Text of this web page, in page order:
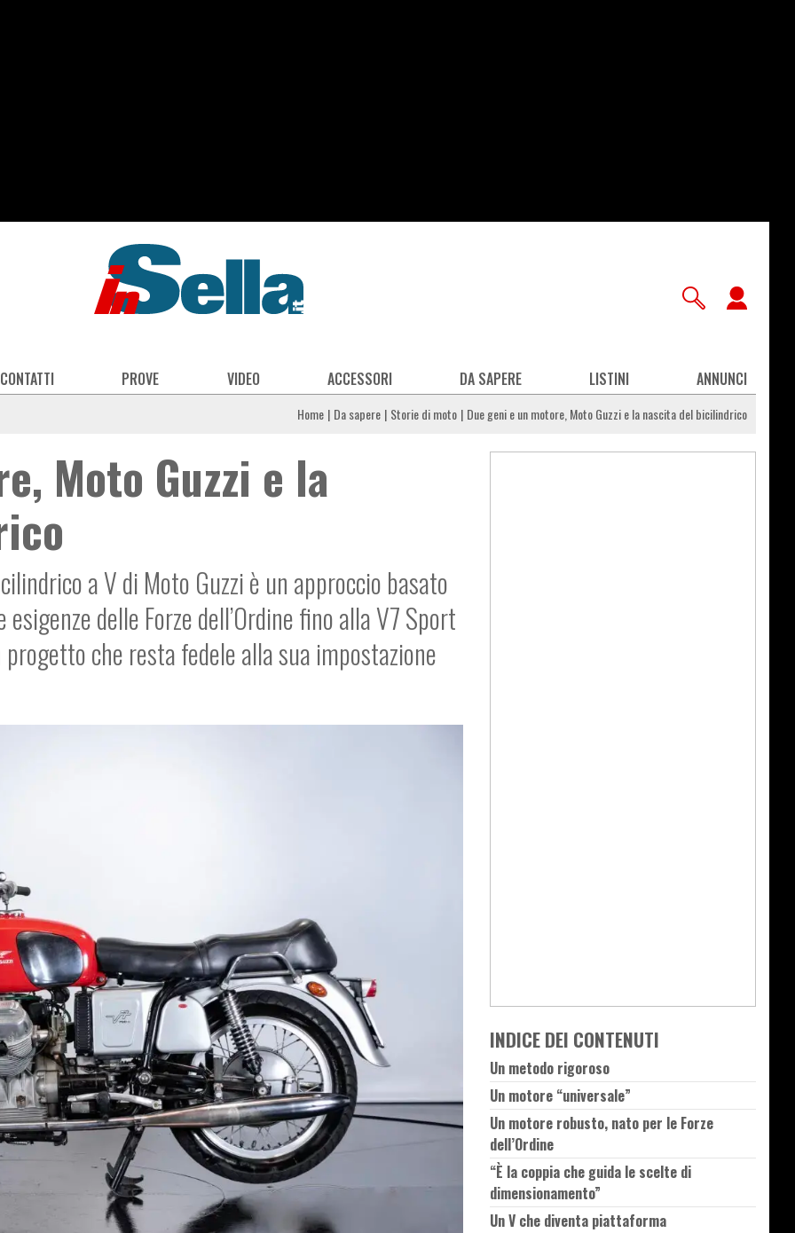
PROVE VIDEO ACCESSORI DA SAPERE LISTINI ANNUNCI
Home Da sapere Storie di moto Due geni e un motore, Moto Guzzi e la nascita del bicilindrico
Moto Guzzi e la
a V di Moto Guzzi è un approccio basato
delle Forze dell’Ordine fino alla V7 Sport
che resta fedele alla sua impostazione
INDICE DEI CONTENUTI
Un metodo rigoroso
Un motore “universale”
Un motore robusto, nato per le Forze
dell’Ordine
“È la coppia che guida le scelte di
dimensionamento”
Un V che diventa piattaforma